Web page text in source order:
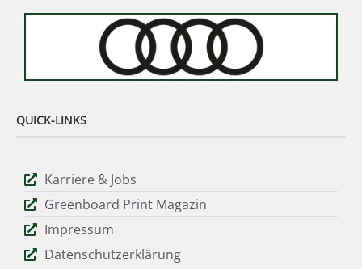
QUICK-LINKS
Karriere & Jobs
Greenboard Print Magazin
Impressum
Datenschutzerklärung